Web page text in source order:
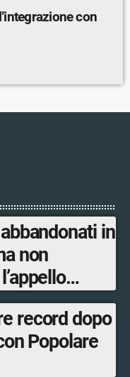
con
in
Territorio e
Regione
Comazzi
record dopo
Popolare